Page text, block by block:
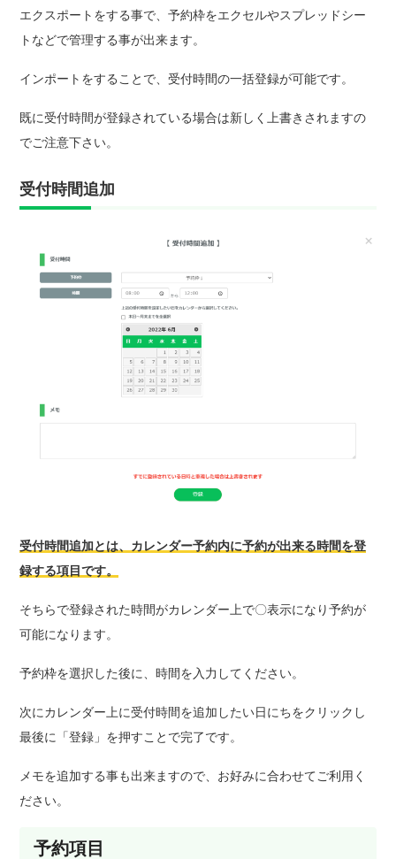
エクスポートをする事で、予約枠をエクセルやスプレッドシー
トなどで管理する事が出来ます。
インポートをすることで、受付時間の一括登録が可能です。
既に受付時間が登録されている場合は新しく上書きされますの
でご注意下さい。
受付時間追加
受付時間追加とは、カレンダー予約内に予約が出来る時間を登
録する項目です。
そちらで登録された時間がカレンダー上で〇表示になり予約が
可能になります。
予約枠を選択した後に、時間を入力してください。
次にカレンダー上に受付時間を追加したい日にちをクリックし
最後に「登録」を押すことで完了です。
メモを追加する事も出来ますので、お好みに合わせてご利用く
ださい。
予約項目